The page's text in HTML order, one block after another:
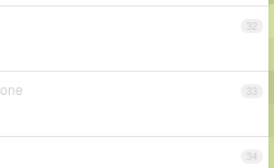
32
33
34